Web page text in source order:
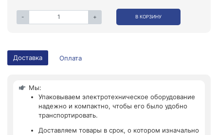
- + В КОРЗИНУ
Доставка Оплата
Мы:
Упаковываем электротехническое оборудование
надежно и компактно, чтобы его было удобно
транспортировать.
Доставляем товары в срок, о котором изначально